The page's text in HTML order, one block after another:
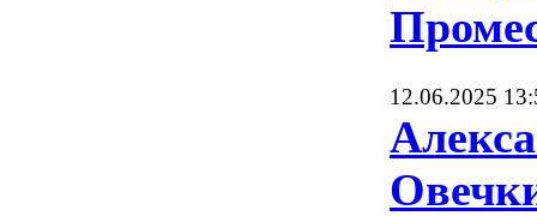
12.06.2025